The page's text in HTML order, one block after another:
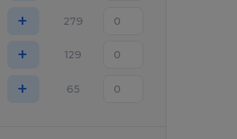
+ 279
+ 129
+ 65